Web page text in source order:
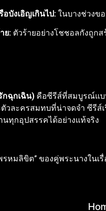
อบังเอิญเกินไป: ในบางช่วงข
ย: ตัวร้ายอย่างโชชอลกังถูกส
กฉุกเฉิน) คือซีรีส์ที่สมบูรณ์แบ
วละครสมทบที่น่าจดจำ ซีรี
ทุกอุปสรรคได้อย่างแท้จริง
หมลิขิต” ของคู่พระนางในเ